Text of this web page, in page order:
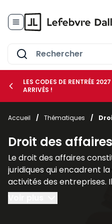
le sous-menu Vos métiers
le sous-menu Vos besoins
LES CODES DE RENTRÉE
ARRIVÉS !
Accueil / Thématiques /
Droit des affaires
Le droit des affaires
juridiques qui encadrent
activités des entreprises.
branches du droit qui
la gestion et la protection